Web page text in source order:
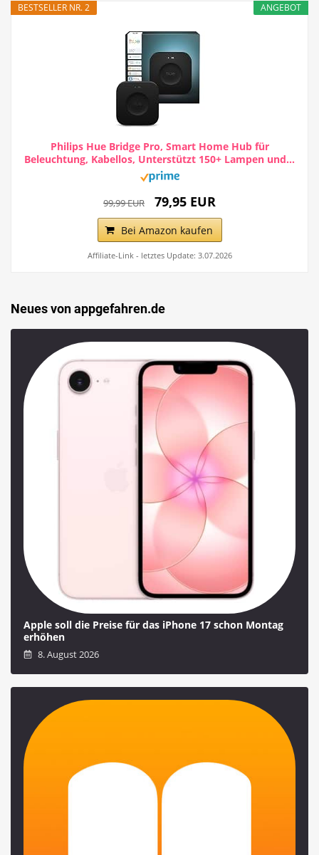
ANGEBOT
BESTSELLER NR. 2
Philips Hue Bridge Pro, Smart Home Hub für
Beleuchtung, Kabellos, Unterstützt 150+ Lampen und...
99,99 EUR 79,95 EUR
Bei Amazon kaufen
Affiliate-Link - letztes Update: 3.07.2026
Neues von appgefahren.de
Apple soll die Preise für das iPhone 17 schon Montag
erhöhen
8. August 2026